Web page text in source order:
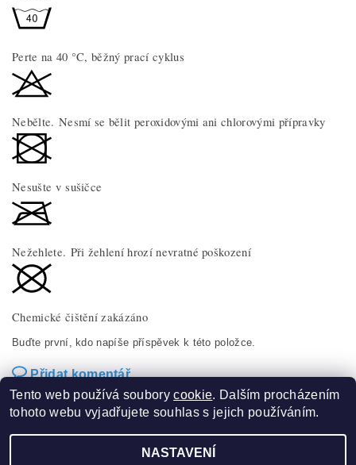
Perte na 40 °C, běžný prací cyklus
Nebělte. Nesmí se bělit peroxidovými ani chlorovými přípravky
Nesušte v sušičce
Nežehlete. Při žehlení hrozí nevratné poškození
Chemické čištění zakázáno
Buďte první, kdo napíše příspěvek k této položce.
Přidat komentář
Tento web používá souborycookie. Dalším procházením
tohoto webu vyjadřujete souhlas s jejich používáním.
NASTAVENÍ